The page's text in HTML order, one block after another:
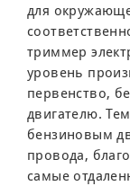
для
триммер
уровень
первенство,
двигателю.
бензиновым
провода,
самые